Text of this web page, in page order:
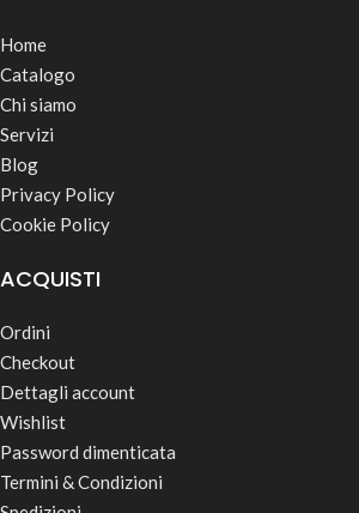
Home
Catalogo
Chi siamo
Servizi
Blog
Privacy Policy
Cookie Policy
ACQUISTI
Ordini
Checkout
Dettagli account
Wishlist
Password dimenticata
Termini & Condizioni